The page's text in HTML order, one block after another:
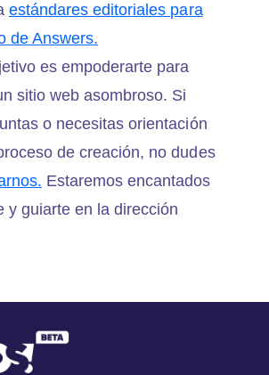
estándares editoriales para
de Answers.
es empoderarte para
sitio web asombroso. Si
o necesitas orientación
de creación, no dudes
Estaremos encantados
y guiarte en la dirección